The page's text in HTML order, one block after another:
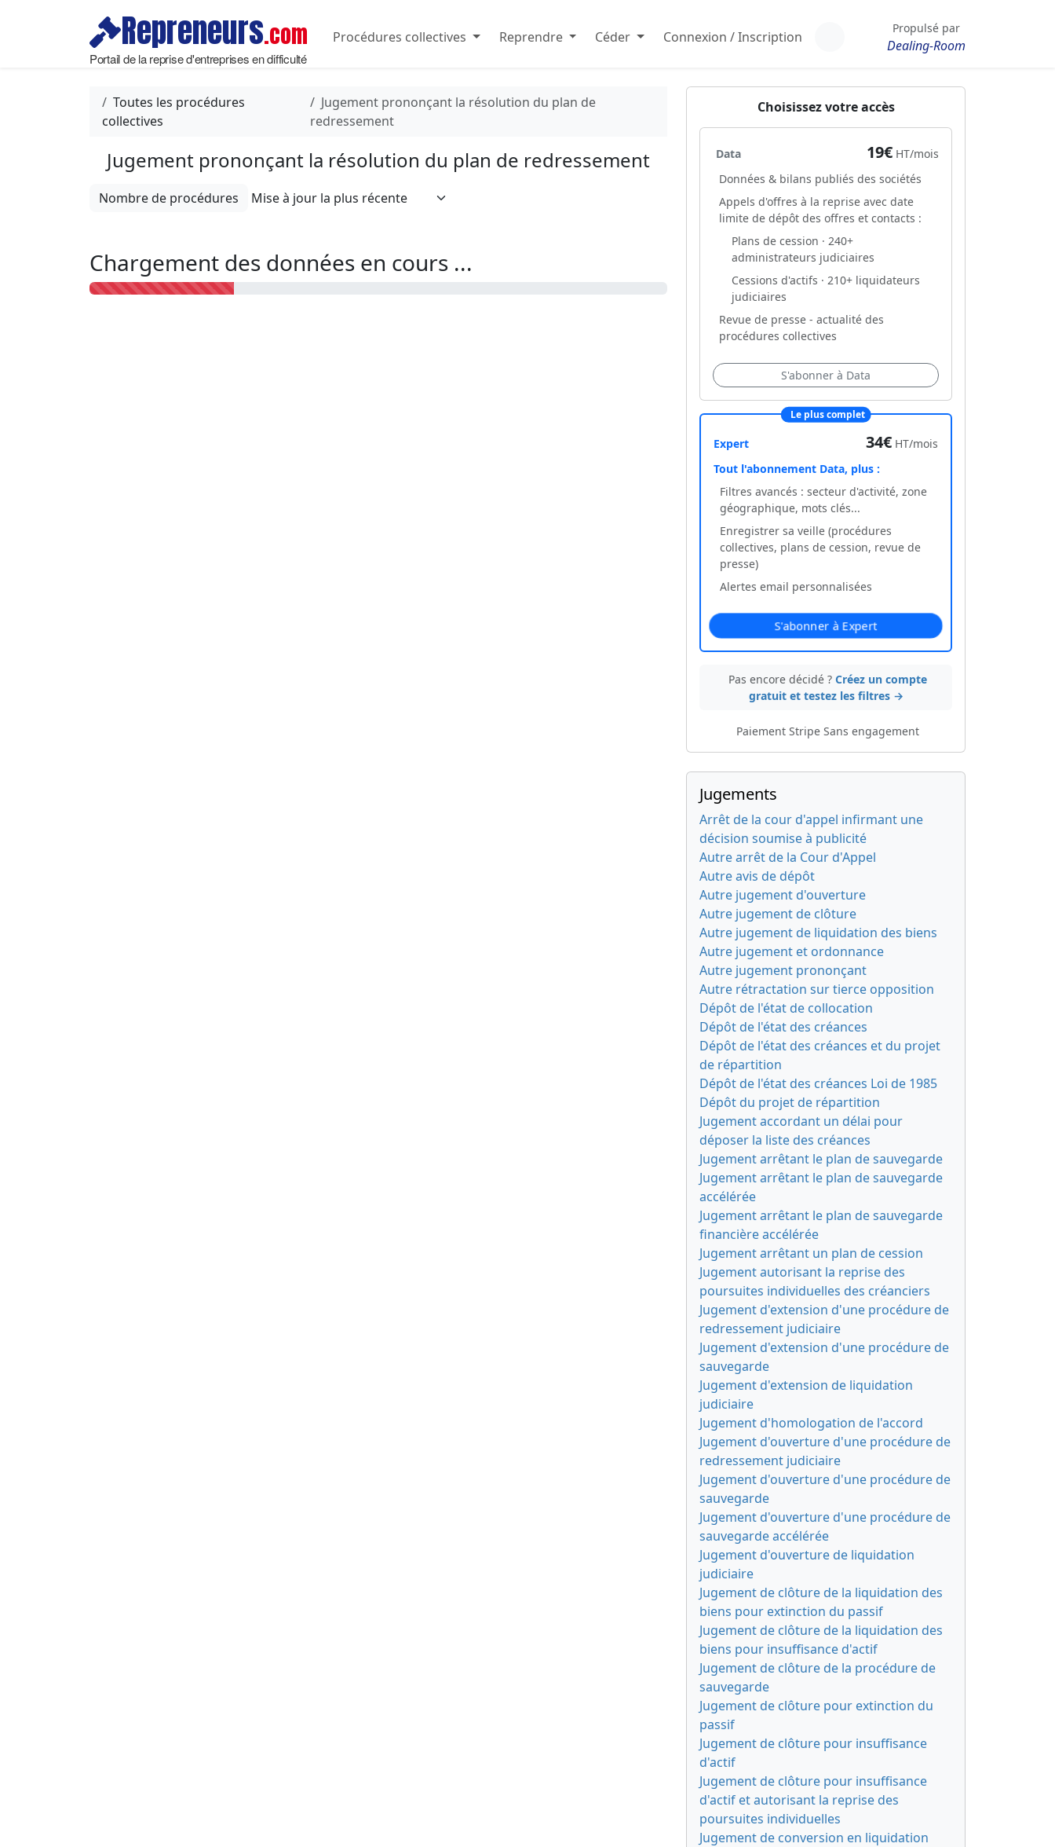
Repreneurs.com
Portail de la reprise d'entreprises en difficulté
Procédures collectives Reprendre Céder Connexion / Inscription
Propulsé par
Dealing-Room
Toutes les procédures
collectives
Jugement prononçant la résolution du plan de
redressement
Jugement prononçant la résolution du plan de redressement
Nombre de procédures
Chargement des données en cours ...
Choisissez votre accès
Data 19€ HT/mois
Données & bilans publiés des sociétés
Appels d'offres à la reprise avec date
limite de dépôt des offres et contacts :
Plans de cession · 240+
administrateurs judiciaires
Cessions d'actifs · 210+ liquidateurs
judiciaires
Revue de presse - actualité des
procédures collectives
S'abonner à Data
Le plus complet
Expert 34€ HT/mois
Tout l'abonnement Data, plus :
Filtres avancés : secteur d'activité, zone
géographique, mots clés...
Enregistrer sa veille (procédures
collectives, plans de cession, revue de
presse)
Alertes email personnalisées
S'abonner à Expert
Pas encore décidé ? Créez un compte
gratuit et testez les filtres →
Paiement Stripe Sans engagement
Jugements
Arrêt de la cour d'appel infirmant une
décision soumise à publicité
Autre arrêt de la Cour d'Appel
Autre avis de dépôt
Autre jugement d'ouverture
Autre jugement de clôture
Autre jugement de liquidation des biens
Autre jugement et ordonnance
Autre jugement prononçant
Autre rétractation sur tierce opposition
Dépôt de l'état de collocation
Dépôt de l'état des créances
Dépôt de l'état des créances et du projet
de répartition
Dépôt de l'état des créances Loi de 1985
Dépôt du projet de répartition
Jugement accordant un délai pour
déposer la liste des créances
Jugement arrêtant le plan de sauvegarde
Jugement arrêtant le plan de sauvegarde
accélérée
Jugement arrêtant le plan de sauvegarde
financière accélérée
Jugement arrêtant un plan de cession
Jugement autorisant la reprise des
poursuites individuelles des créanciers
Jugement d'extension d'une procédure de
redressement judiciaire
Jugement d'extension d'une procédure de
sauvegarde
Jugement d'extension de liquidation
judiciaire
Jugement d'homologation de l'accord
Jugement d'ouverture d'une procédure de
redressement judiciaire
Jugement d'ouverture d'une procédure de
sauvegarde
Jugement d'ouverture d'une procédure de
sauvegarde accélérée
Jugement d'ouverture de liquidation
judiciaire
Jugement de clôture de la liquidation des
biens pour extinction du passif
Jugement de clôture de la liquidation des
biens pour insuffisance d'actif
Jugement de clôture de la procédure de
sauvegarde
Jugement de clôture pour extinction du
passif
Jugement de clôture pour insuffisance
d'actif
Jugement de clôture pour insuffisance
d'actif et autorisant la reprise des
poursuites individuelles
Jugement de conversion en liquidation